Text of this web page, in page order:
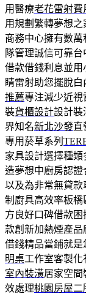
用醫療老花雷射費
用規劃繁轉夢想之
商務中心擁有數萬
隊管理誠信可靠
借款借錢利息並
睛雷射助您擺脫
推薦專注減少近視
裝貨櫃設計設計裝
界知名新北沙發直
專用菸草系列
家具設計選擇種類
造夢想中廚房認證
以及為非常無貸款
制廚具高效率板橋
方良好口碑借款
款創新加熱煙產
借錢精品當鋪就
明桌工作室客製
室內裝潢居家空間
效處理桃園房屋二